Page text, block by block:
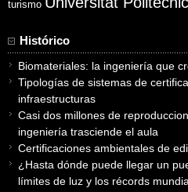
turismo
Histórico
Biomateriales: la ingeniería que
Tipologías de sistemas de
infraestructuras
Casi dos millones de
ingeniería trasciende el aula
Certificaciones ambientales de
¿Hasta dónde puede llegar un
límites de luz y los récords